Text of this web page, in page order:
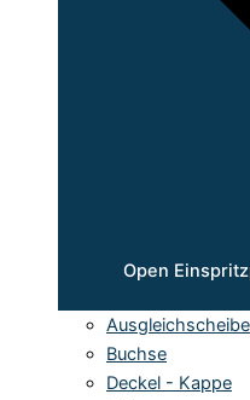
Open
Ausgleichscheibe
Buchse
Deckel - Kappe